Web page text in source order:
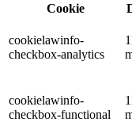
Cookie
cookielawinfo-
checkbox-analytics
cookielawinfo-
checkbox-functional